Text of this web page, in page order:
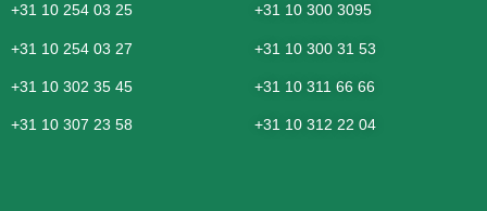
+31 10 254 03 25
+31 10 254 03 27
+31 10 302 35 45
+31 10 307 23 58
+31 10 300 3095
+31 10 300 31 53
+31 10 311 66 66
+31 10 312 22 04